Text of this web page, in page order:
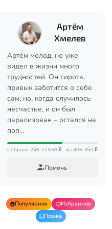
Артём
Хмелев
Артём молод, но уже
видел в жизни много
трудностей. Он сирота,
привык заботится о себе
сам, но, когда случилось
несчастье, и он был
парализован – остался на
поп…
Собрано 248 723,68 ₽ из 406 350 ₽
Помочь
Популярное
Избранное
Позже